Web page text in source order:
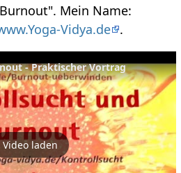
Mein Name:
Vidya.de .
- Praktischer Vortrag
Video laden